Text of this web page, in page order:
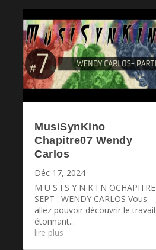
MusiSynKino
Chapitre07 Wendy
Carlos
Déc 17, 2024
M U S I S Y N K I N OCHAPITRE
SEPT : WENDY CARLOS Vous
allez pouvoir découvrir le travail
étonnant...
lire plus